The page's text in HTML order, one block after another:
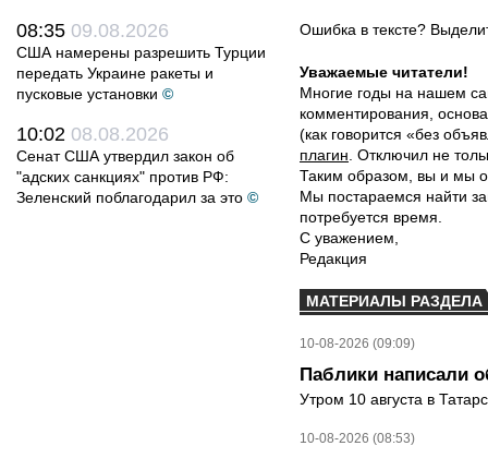
08:35 09.08.2026
США намерены разрешить Турции
передать Украине ракеты и
пусковые установки ©
10:02 08.08.2026
Сенат США утвердил закон об
"адских санкциях" против РФ:
Зеленский поблагодарил за это ©
Ошибка в тексте?
Уважаемые читатели!
Многие годы на нашем
комментирования,
(как говорится «без
плагин . Отключил не
Таким образом, вы и мы
Мы постараемся найти
потребуется время.
С уважением,
Редакция
МАТЕРИАЛЫ РАЗДЕЛА
10-08-2026 (09:09)
Паблики написали
Утром 10 августа в
10-08-2026 (08:53)